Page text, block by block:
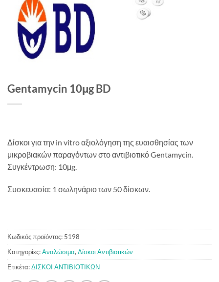
Gentamycin 10μg BD
Δίσκοι για την in vitro αξιολόγηση της ευαισθησίας των
μικροβιακών παραγόντων στο αντιβιοτικό Gentamycin.
Συγκέντρωση: 10μg.
Συσκευασία: 1 σωληνάριο των 50 δίσκων.
Κωδικός προϊόντος: 5198
Κατηγορίες:Αναλώσιμα, Δίσκοι Αντιβιοτικών
Ετικέτα:ΔΙΣΚΟΙ ΑΝΤΙΒΙΟΤΙΚΩΝ